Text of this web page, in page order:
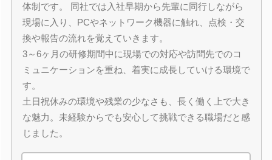
体制です。 同社では入社早期から先輩に同行しながら
現場に入り、PCやネットワーク機器に触れ、点検・交
換や報告の流れを覚えていきます。
3～6ヶ月の研修期間中に現場での対応や訪問先でのコ
ミュニケーションを重ね、着実に成長していける環境で
す。
土日祝休みの環境や残業の少なさも、長く働く上で大き
な魅力。未経験からでも安心して挑戦できる職場だと感
じました。